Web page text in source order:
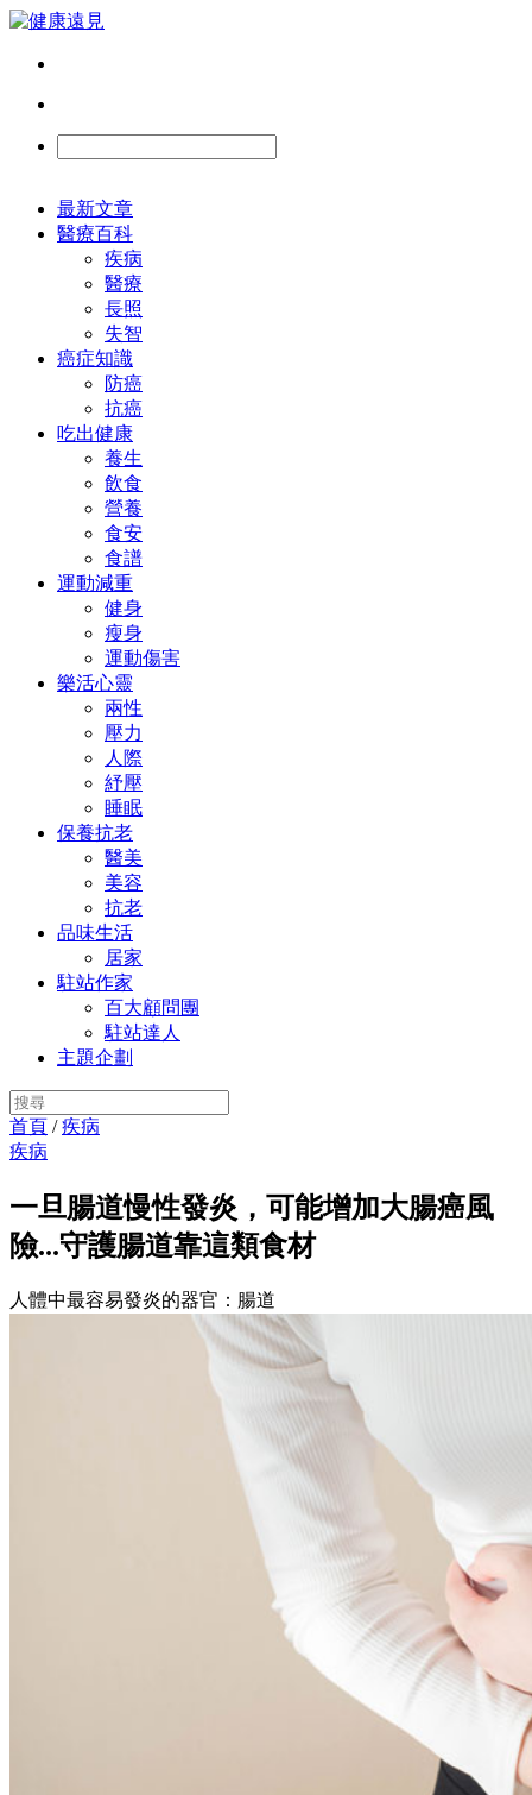
最新文章
醫療百科
疾病
醫療
長照
失智
癌症知識
防癌
抗癌
吃出健康
養生
飲食
營養
食安
食譜
運動減重
健身
瘦身
運動傷害
樂活心靈
兩性
壓力
人際
紓壓
睡眠
保養抗老
醫美
美容
抗老
品味生活
居家
駐站作家
百大顧問團
駐站達人
主題企劃
首頁 /疾病
疾病
一旦腸道慢性發炎，可能增加大腸癌風
險...守護腸道靠這類食材
人體中最容易發炎的器官：腸道